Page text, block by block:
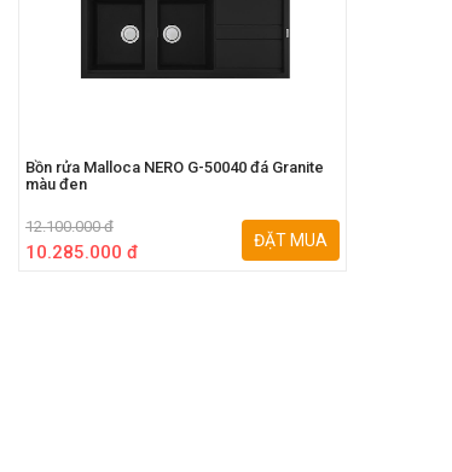
Bồn rửa Malloca NERO G-50040 đá Granite
màu đen
12.100.000 đ
10.285.000 đ
ĐẶT MUA